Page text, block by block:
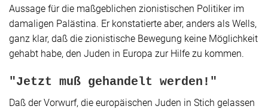
Aussage für die maßgeblichen zionistischen Politiker im
damaligen Palästina. Er konstatierte aber, anders als Wells,
ganz klar, daß die zionistische Bewegung keine Möglichkeit
gehabt habe, den Juden in Europa zur Hilfe zu kommen.
"Jetzt muß gehandelt werden!"
Daß der Vorwurf, die europäischen Juden in Stich gelassen